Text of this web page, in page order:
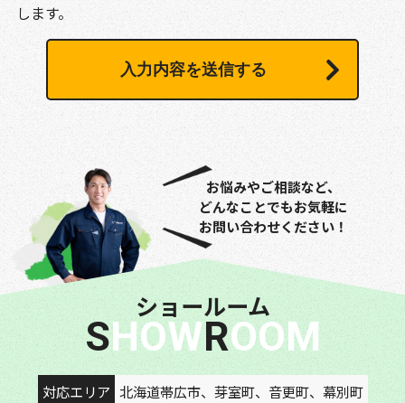
します。
お悩みやご相談など、
どんなことでもお気軽に
お問い合わせください！
ショールーム
SHOW ROOM
対応エリア 北海道帯広市、芽室町、音更町、幕別町